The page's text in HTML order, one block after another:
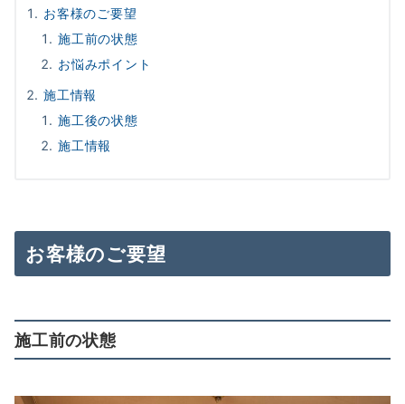
お客様のご要望
施工前の状態
お悩みポイント
施工情報
施工後の状態
施工情報
お客様のご要望
施工前の状態